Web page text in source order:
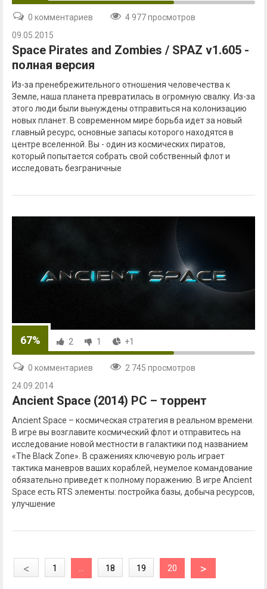
0 комментариев
4 977 просмотров
09.05.2015
Space Pirates and Zombies / SPAZ v1.605 -
полная версия
Из-за пренебрежительного отношения человечества к
Земле, наша планета превратилась в огромную свалку. Из-за
этого люди были вынуждены отправиться на колонизацию
новых планет. В современном мире борьба идет за новый
главный ресурс, основные запасы которого находятся в
центре вселенной. Вы - один из космических пиратов,
который попытается собрать свой собственный флот и
исследовать безграничные
67% 2 1 +1
0 комментариев
2 745 просмотров
24.09.2014
Ancient Space (2014) PC – торрент
Ancient Space – космическая стратегия в реальном времени.
В игре вы возглавите космический флот и отправитесь на
исследование новой местности в галактики под названием
«The Black Zone». В сражениях ключевую роль играет
тактика маневров ваших кораблей, неумелое командование
обязательно приведет к полному поражению. В игре Ancient
Space есть RTS элементы: постройка базы, добыча ресурсов,
улучшение
< 1 ... 18 19 20 >